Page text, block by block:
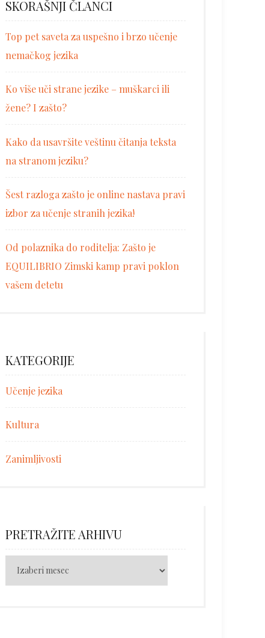
SKORAŠNJI ČLANCI
Top pet saveta za uspešno i brzo učenje
nemačkog jezika
Ko više uči strane jezike – muškarci ili
žene? I zašto?
Kako da usavršite veštinu čitanja teksta
na stranom jeziku?
Šest razloga zašto je online nastava pravi
izbor za učenje stranih jezika!
Od polaznika do roditelja: Zašto je
EQUILIBRIO Zimski kamp pravi poklon
vašem detetu
KATEGORIJE
Učenje jezika
Kultura
Zanimljivosti
PRETRAŽITE ARHIVU